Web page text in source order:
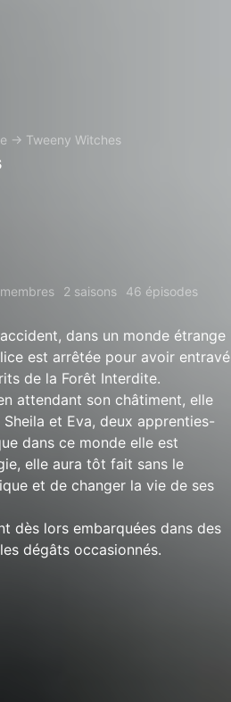
→ Tweeny Witches
2 saisons 46 épisodes
dans un monde étrange
est arrêtée pour avoir entravé
de la Forêt Interdite.
attendant son châtiment, elle
et Eva, deux apprenties-
dans ce monde elle est
elle aura tôt fait sans le
et de changer la vie de ses
dès lors embarquées dans des
dégâts occasionnés.